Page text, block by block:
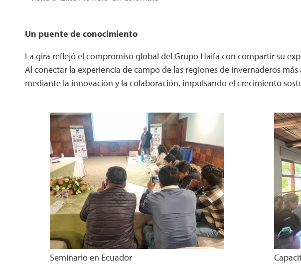
Un puente de conocimiento
La gira reflejó el compromiso global del Grupo Haifa con compartir su
Al conectar la experiencia de campo de las regiones de invernaderos
mediante la innovación y la colaboración, impulsando el crecimiento
Seminario en Ecuador